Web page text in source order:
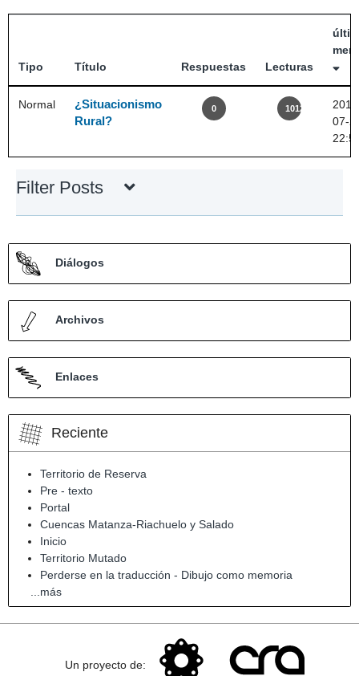
Tipo Título Respuestas Lecturas
Normal
¿Situacionismo
Rural?
0 1012
07-
Filter Posts
Diálogos
Archivos
Enlaces
Reciente
Territorio de Reserva
Pre - texto
Portal
Cuencas Matanza-Riachuelo y Salado
Inicio
Territorio Mutado
Perderse en la traducción - Dibujo como memoria
...más
Un proyecto de: